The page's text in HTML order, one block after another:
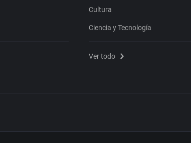
Cultura
Ciencia y Tecnología
Ver todo